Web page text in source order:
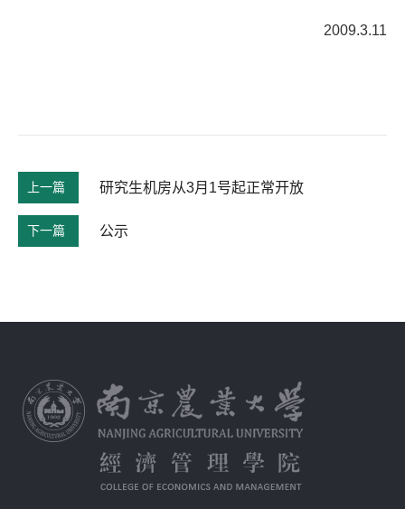
2009.3.11
上一篇 研究生机房从3月1号起正常开放
下一篇 公示